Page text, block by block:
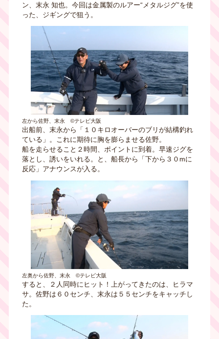
ン、末永 知也。今回は金属製のルアー“メタルジグ”を使
った、ジギングで狙う。
左から佐野、末永 ©テレビ大阪
出船前、末永から「１０キロオーバーのブリが結構釣れ
ている」。これに期待に胸を膨らませる佐野。
船を走らせること２時間、ポイントに到着。早速ジグを
落とし、誘いをいれる。と、船長から「下から３０mに
反応」アナウンスが入る。
左奥から佐野、末永 ©テレビ大阪
すると、２人同時にヒット！上がってきたのは、ヒラマ
サ。佐野は６０センチ、末永は５５センチをキャッチし
た。